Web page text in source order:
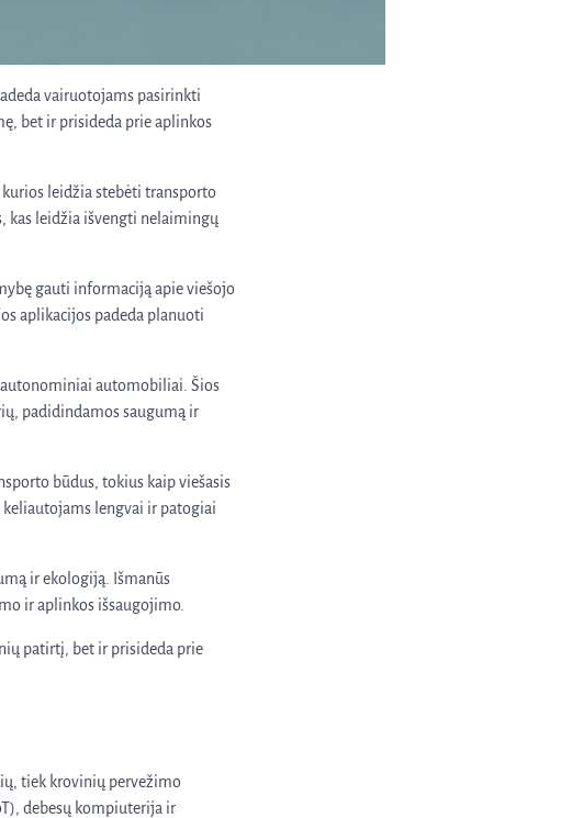
vairuotojams pasirinkti
bet ir prisideda prie aplinkos
leidžia stebėti transporto
kas leidžia išvengti nelaimingų
gauti informaciją apie viešojo
aplikacijos padeda planuoti
automobiliai. Šios
padidindamos saugumą ir
būdus, tokius kaip viešasis
lengvai ir patogiai
ir ekologiją. Išmanūs
ir aplinkos išsaugojimo.
patirtį, bet ir prisideda prie
tiek krovinių pervežimo
debesų kompiuterija ir